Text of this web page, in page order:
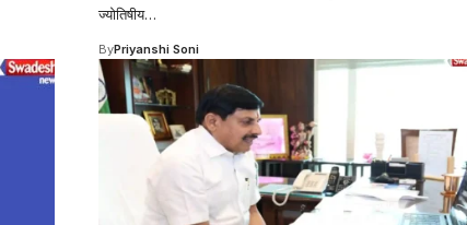
ज्योतिषीय…
ByPriyanshi Soni